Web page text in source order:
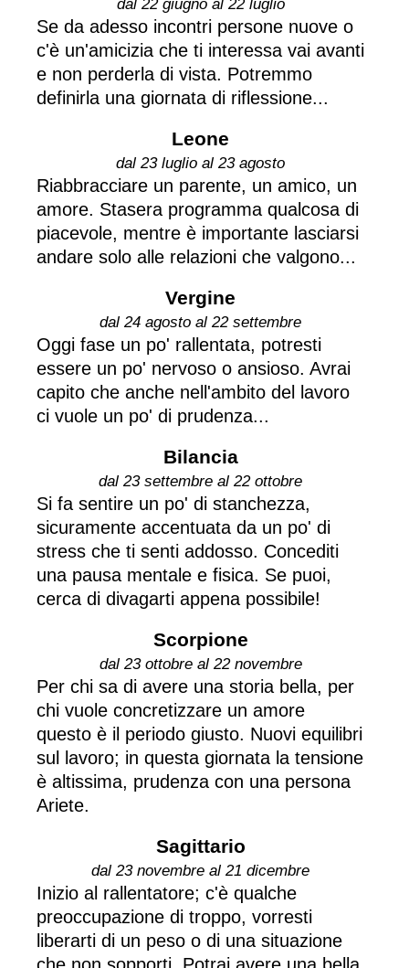
dal 22 giugno al 22 luglio
Se da adesso incontri persone nuove o
c'è un'amicizia che ti interessa vai avanti
e non perderla di vista. Potremmo
definirla una giornata di riflessione...
Leone
dal 23 luglio al 23 agosto
Riabbracciare un parente, un amico, un
amore. Stasera programma qualcosa di
piacevole, mentre è importante lasciarsi
andare solo alle relazioni che valgono...
Vergine
dal 24 agosto al 22 settembre
Oggi fase un po' rallentata, potresti
essere un po' nervoso o ansioso. Avrai
capito che anche nell'ambito del lavoro
ci vuole un po' di prudenza...
Bilancia
dal 23 settembre al 22 ottobre
Si fa sentire un po' di stanchezza,
sicuramente accentuata da un po' di
stress che ti senti addosso. Concediti
una pausa mentale e fisica. Se puoi,
cerca di divagarti appena possibile!
Scorpione
dal 23 ottobre al 22 novembre
Per chi sa di avere una storia bella, per
chi vuole concretizzare un amore
questo è il periodo giusto. Nuovi equilibri
sul lavoro; in questa giornata la tensione
è altissima, prudenza con una persona
Ariete.
Sagittario
dal 23 novembre al 21 dicembre
Inizio al rallentatore; c'è qualche
preoccupazione di troppo, vorresti
liberarti di un peso o di una situazione